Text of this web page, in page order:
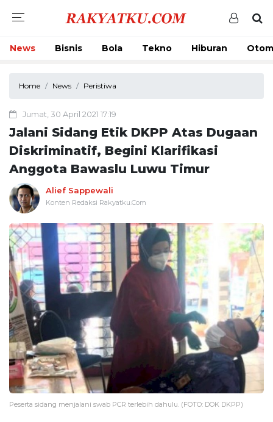
News Bisnis Bola Tekno Hiburan
Home News Peristiwa
Jumat, 30 April 2021 17:19
Jalani Sidang Etik DKPP Atas Dugaan
Diskriminatif, Begini Klarifikasi
Anggota Bawaslu Luwu Timur
Alief Sappewali
Konten Redaksi Rakyatku.Com
Peserta sidang menjalani swab PCR terlebih dahulu. (FOTO: DOK DKPP)